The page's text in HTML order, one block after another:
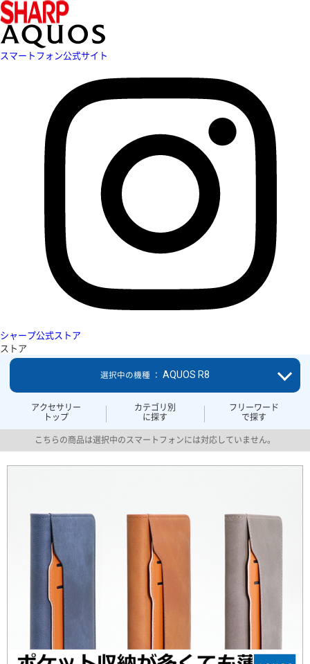
スマートフォン公式サイト
シャープ公式ストア
ストア
アクセサリー
トップ
カテゴリ別
に探す
フリーワード
で探す
選択中の機種 ： AQUOS R8
こちらの商品は選択中のスマートフォンには対応していません。